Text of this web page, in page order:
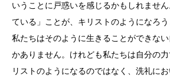
いうことに戸惑いを感じるかもしれませ
ている」ことが、キリストのようになろう
私たちはそのように生きることができな
かありません。けれども私たちは自分の
リストのようになるのではなく、洗礼に